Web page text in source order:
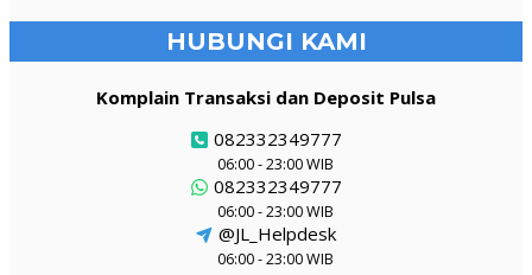
HUBUNGI KAMI
Komplain Transaksi dan Deposit Pulsa
082332349777
06:00 - 23:00 WIB
082332349777
06:00 - 23:00 WIB
@JL_Helpdesk
06:00 - 23:00 WIB